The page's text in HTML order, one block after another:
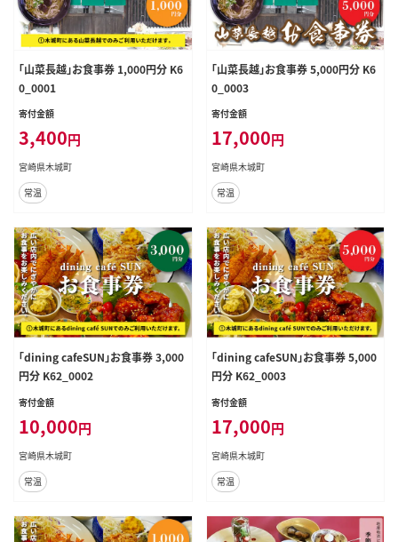
「山菜長越」お食事券 1,000円分 K6
0_0001
寄付金額
3,400円
宮崎県木城町
常温
「山菜長越」お食事券 5,000円分 K6
0_0003
寄付金額
17,000円
宮崎県木城町
常温
「dining cafeSUN」お食事券 3,000
円分 K62_0002
寄付金額
10,000円
宮崎県木城町
常温
「dining cafeSUN」お食事券 5,000
円分 K62_0003
寄付金額
17,000円
宮崎県木城町
常温